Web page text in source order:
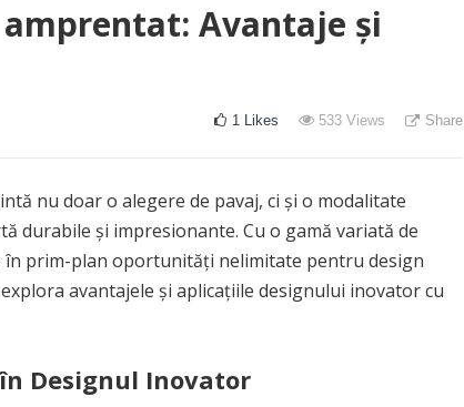
Avantaje și
1 Likes 533 Views Share
nu doar o alegere de pavaj, ci și o modalitate
durabile și impresionante. Cu o gamă variată de
prim-plan oportunități nelimitate pentru design
avantajele și aplicațiile designului inovator cu
Designul Inovator